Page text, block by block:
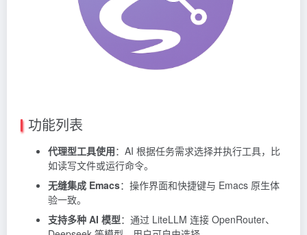
功能列表
代理型工具使用：AI 根据任务需求选择并执行工具，比
如读写文件或运行命令。
无缝集成 Emacs：操作界面和快捷键与 Emacs 原生体
验一致。
支持多种 AI 模型：通过 LiteLLM 连接 OpenRouter、